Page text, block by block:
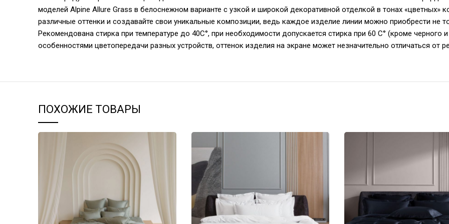
моделей Alpine Allure Grass в белоснежном варианте с узкой и широкой декоративной отделкой в тонах «цветных»
различные оттенки и создавайте свои уникальные композиции, ведь каждое изделие линии можно приобрести не
Рекомендована стирка при температуре до 40С°, при необходимости допускается стирка при 60 С° (кроме черного
особенностями цветопередачи разных устройств, оттенок изделия на экране может незначительно отличаться от
ПОХОЖИЕ ТОВАРЫ